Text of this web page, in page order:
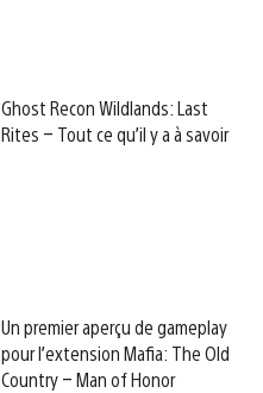
Ghost Recon Wildlands: Last
Rites – Tout ce qu’il y a à savoir
Un premier aperçu de gameplay
pour l’extension Mafia: The Old
Country – Man of Honor